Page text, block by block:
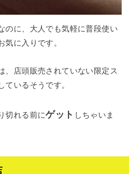
のに、大人でも気軽に普段使い
気に入りです。
、店頭販売されていない限定ス
ているそうです。
切れる前にゲット しちゃいま